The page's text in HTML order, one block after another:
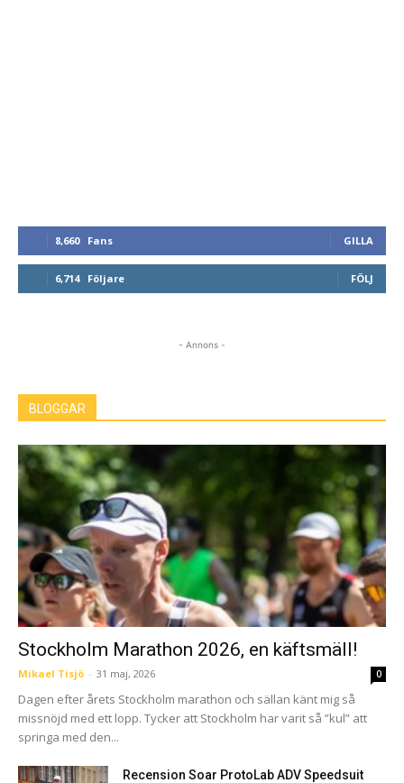
8,660 Fans GILLA
6,714 Följare FÖLJ
- Annons -
BLOGGAR
Stockholm Marathon 2026, en käftsmäll!
Mikael Tisjö - 31 maj, 2026 0
Dagen efter årets Stockholm marathon och sällan känt mig så
missnöjd med ett lopp. Tycker att Stockholm har varit så ”kul” att
springa med den...
Recension Soar ProtoLab ADV Speedsuit